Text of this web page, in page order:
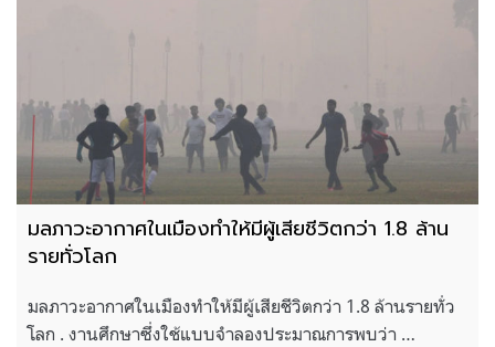
มลภาวะอากาศในเมืองทำให้มีผู้เสียชีวิตกว่า 1.8 ล้าน
รายทั่วโลก
มลภาวะอากาศในเมืองทำให้มีผู้เสียชีวิตกว่า 1.8 ล้านรายทั่ว
โลก . งานศึกษาซึ่งใช้แบบจำลองประมาณการพบว่า …